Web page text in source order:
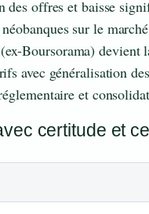
offres et baisse
sur le
Boursorama) devient
avec généralisation
et
certitude et